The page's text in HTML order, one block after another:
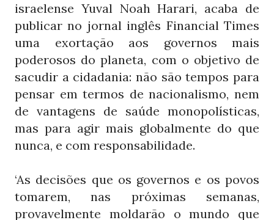
israelense Yuval Noah Harari, acaba de
publicar no jornal inglês Financial Times
uma exortação aos governos mais
poderosos do planeta, com o objetivo de
sacudir a cidadania: não são tempos para
pensar em termos de nacionalismo, nem
de vantagens de saúde monopolísticas,
mas para agir mais globalmente do que
nunca, e com responsabilidade.
‘As decisões que os governos e os povos
tomarem, nas próximas semanas,
provavelmente moldarão o mundo que